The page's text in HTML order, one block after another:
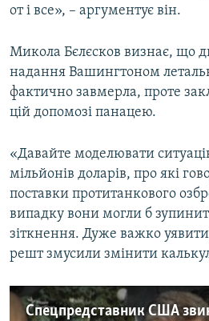
от і все», – аргументує він.
Микола Бєлєсков визнає, що
надання Вашингтоном
фактично завмерла, проте
цій допомозі панацею.
«Давайте моделювати
мільйонів доларів, про які
поставки протитанкового
випадку вони могли б
зіткнення. Дуже важко
решт змусили змінити